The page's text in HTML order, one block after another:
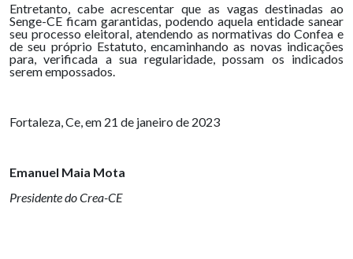
Entretanto, cabe acrescentar que as vagas destinadas ao
Senge-CE ficam garantidas, podendo aquela entidade sanear
seu processo eleitoral, atendendo as normativas do Confea e
de seu próprio Estatuto, encaminhando as novas indicações
para, verificada a sua regularidade, possam os indicados
serem empossados.
Fortaleza, Ce, em 21 de janeiro de 2023
Emanuel Maia Mota
Presidente do Crea-CE